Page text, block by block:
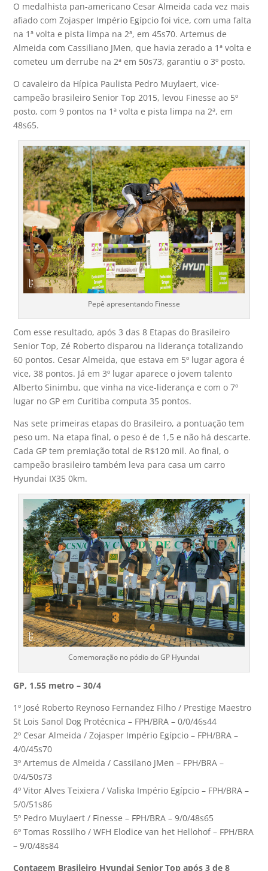
O medalhista pan-americano Cesar Almeida cada vez mais
afiado com Zojasper Império Egípcio foi vice, com uma falta
na 1ª volta e pista limpa na 2ª, em 45s70. Artemus de
Almeida com Cassiliano JMen, que havia zerado a 1ª volta e
cometeu um derrube na 2ª em 50s73, garantiu o 3º posto.
O cavaleiro da Hípica Paulista Pedro Muylaert, vice-
campeão brasileiro Senior Top 2015, levou Finesse ao 5º
posto, com 9 pontos na 1ª volta e pista limpa na 2ª, em
48s65.
Pepê apresentando Finesse
Com esse resultado, após 3 das 8 Etapas do Brasileiro
Senior Top, Zé Roberto disparou na liderança totalizando
60 pontos. Cesar Almeida, que estava em 5º lugar agora é
vice, 38 pontos. Já em 3º lugar aparece o jovem talento
Alberto Sinimbu, que vinha na vice-liderança e com o 7º
lugar no GP em Curitiba computa 35 pontos.
Nas sete primeiras etapas do Brasileiro, a pontuação tem
peso um. Na etapa final, o peso é de 1,5 e não há descarte.
Cada GP tem premiação total de R$120 mil. Ao final, o
campeão brasileiro também leva para casa um carro
Hyundai IX35 0km.
Comemoração no pódio do GP Hyundai
GP, 1.55 metro – 30/4
1º José Roberto Reynoso Fernandez Filho / Prestige Maestro
St Lois Sanol Dog Protécnica – FPH/BRA – 0/0/46s44
2º Cesar Almeida / Zojasper Império Egípcio – FPH/BRA –
4/0/45s70
3º Artemus de Almeida / Cassilano JMen – FPH/BRA –
0/4/50s73
4º Vitor Alves Teixiera / Valiska Império Egípcio – FPH/BRA –
5/0/51s86
5º Pedro Muylaert / Finesse – FPH/BRA – 9/0/48s65
6º Tomas Rossilho / WFH Elodice van het Hellohof – FPH/BRA
– 9/0/48s84
Contagem Brasileiro Hyundai Senior Top após 3 de 8